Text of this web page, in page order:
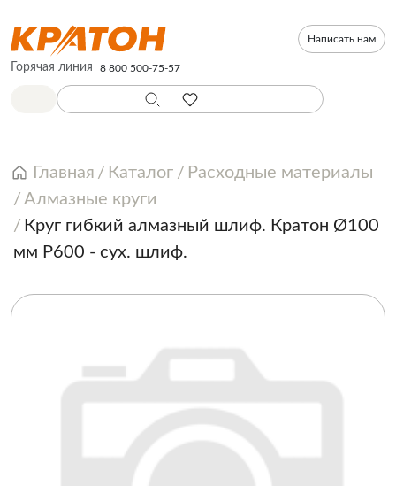
Написать нам
Горячая линия 8 800 500-75-57
Главная Каталог
Расходные материалы
Алмазные круги
Круг гибкий алмазный шлиф. Кратон Ø100
мм P600 - сух. шлиф.